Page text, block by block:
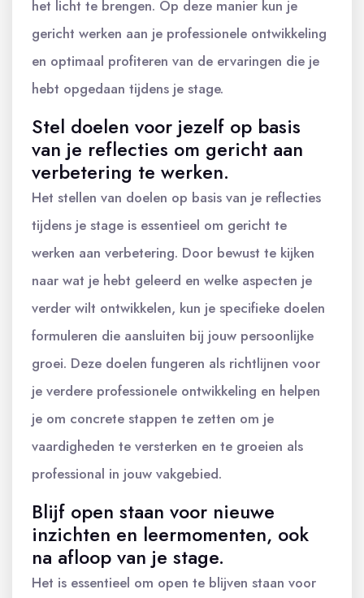
het licht te brengen. Op deze manier kun je
gericht werken aan je professionele ontwikkeling
en optimaal profiteren van de ervaringen die je
hebt opgedaan tijdens je stage.
Stel doelen voor jezelf op basis
van je reflecties om gericht aan
verbetering te werken.
Het stellen van doelen op basis van je reflecties
tijdens je stage is essentieel om gericht te
werken aan verbetering. Door bewust te kijken
naar wat je hebt geleerd en welke aspecten je
verder wilt ontwikkelen, kun je specifieke doelen
formuleren die aansluiten bij jouw persoonlijke
groei. Deze doelen fungeren als richtlijnen voor
je verdere professionele ontwikkeling en helpen
je om concrete stappen te zetten om je
vaardigheden te versterken en te groeien als
professional in jouw vakgebied.
Blijf open staan voor nieuwe
inzichten en leermomenten, ook
na afloop van je stage.
Het is essentieel om open te blijven staan voor